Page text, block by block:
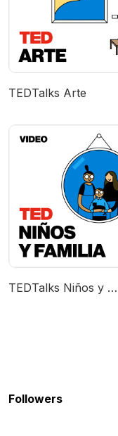
TEDTalks Arte
TEDTalks Niños y Familia
Followers